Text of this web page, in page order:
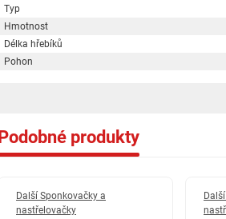
Typ
Hmotnost
Délka hřebíků
Pohon
Podobné produkty
Další Sponkovačky a
nastřelovačky